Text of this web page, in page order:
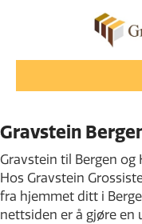
Gravstein
Gravstein til Bergen
Hos Gravstein
fra hjemmet ditt i
nettsiden er å gjøre